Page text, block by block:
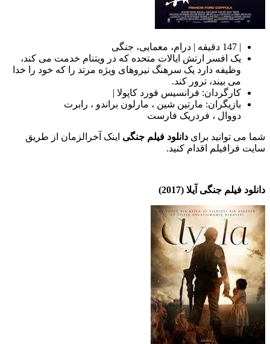
| 147 دقیقه | درام، معمایی، جنگی
یک افسر ارتش ایالات متحده که در ویتنام خدمت می کند،
وظیفه دارد یک سرهنگ نیروهای ویژه مرتد را که خود را خدا
می بیند، ترور کند.
کارگردان: فرانسیس فورد کاپولا |
بازیگران: مارتین شین ، مارلون براندو ، رابرت
دووال ، فردریک فارست
شما می توانید برای دانلود فیلم جنگی اینک آخرالزمان از طریق
سایت فرافیلم اقدام کنید.
دانلود فیلم جنگی آیلا (2017)